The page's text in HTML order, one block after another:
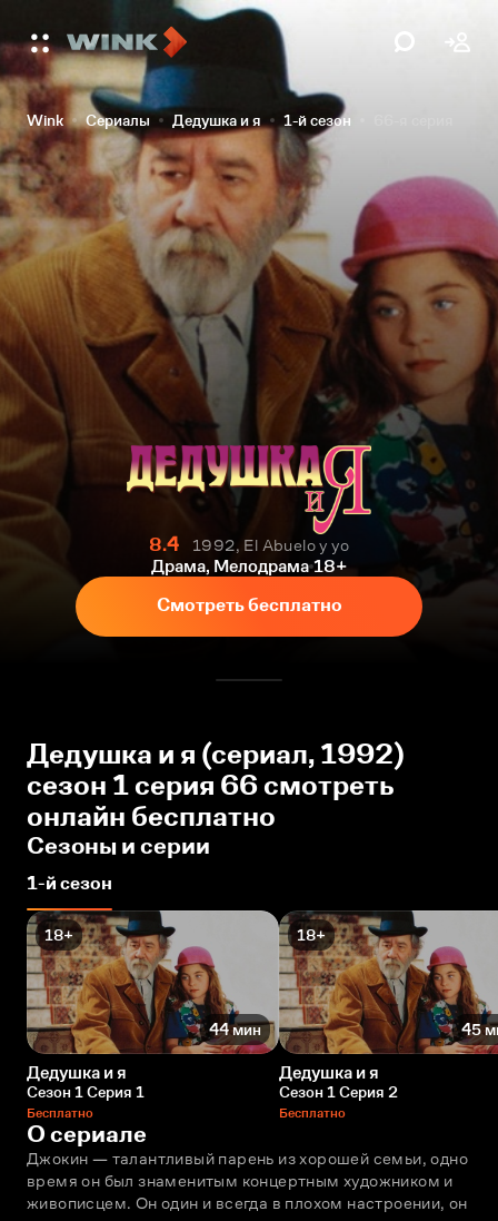
Wink Сериалы Дедушка и я 1-й сезон
8.4
1992, El Abuelo y yo
Драма, Мелодрама 18+
Смотреть бесплатно
Дедушка и я (сериал, 1992)
сезон 1 серия 66 смотреть
онлайн бесплатно
Сезоны и серии
1-й сезон
18+
44 мин
Дедушка и я
Сезон 1 Серия 1
Бесплатно
18+
45
Дедушка и я
Сезон 1 Серия 2
Бесплатно
О сериале
Джокин — талантливый парень из хорошей семьи, одно
время он был знаменитым концертным художником и
живописцем. Он один и всегда в плохом настроении, он